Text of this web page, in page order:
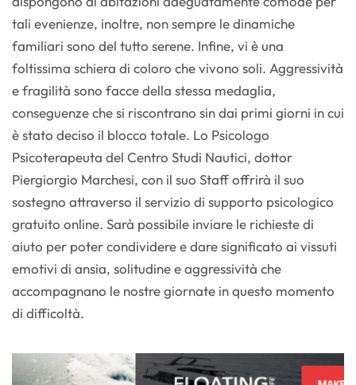
tali evenienze, inoltre, non sempre le dinamiche
familiari sono del tutto serene. Infine, vi è una
foltissima schiera di coloro che vivono soli. Aggressività
e fragilità sono facce della stessa medaglia,
conseguenze che si riscontrano sin dai primi giorni in cui
è stato deciso il blocco totale. Lo Psicologo
Psicoterapeuta del Centro Studi Nautici, dottor
Piergiorgio Marchesi, con il suo Staff offrirà il suo
sostegno attraverso il servizio di supporto psicologico
gratuito online. Sarà possibile inviare le richieste di
aiuto per poter condividere e dare significato ai vissuti
emotivi di ansia, solitudine e aggressività che
accompagnano le nostre giornate in questo momento
di difficoltà.